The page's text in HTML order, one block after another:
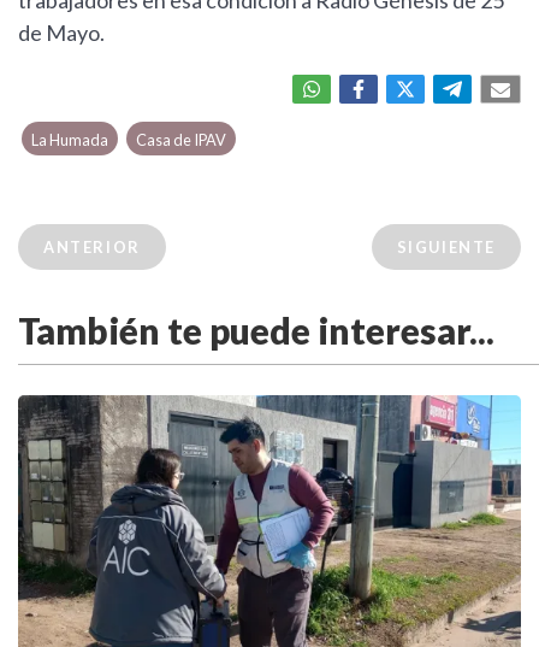
de Mayo.
La Humada Casa de IPAV
ANTERIOR SIGUIENTE
También te puede interesar...